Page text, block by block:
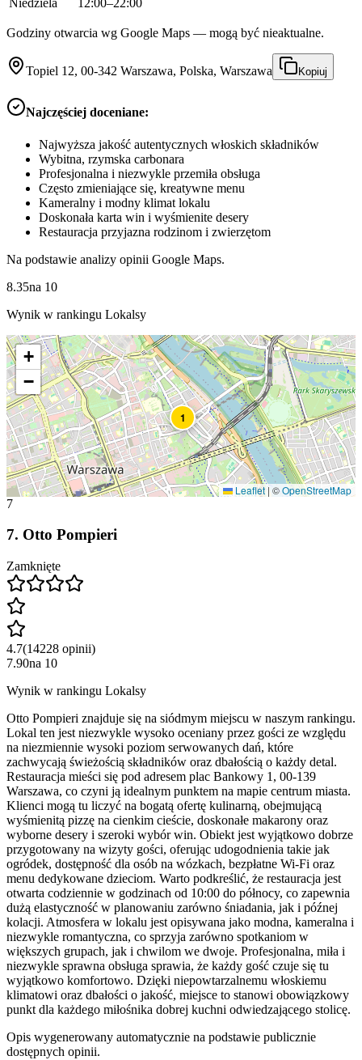
Niedziela
12:00–22:00
Godziny otwarcia wg Google Maps — mogą być nieaktualne.
Topiel 12, 00-342 Warszawa, Polska, Warszawa Kopiuj
Najczęściej doceniane:
Najwyższa jakość autentycznych włoskich składników
Wybitna, rzymska carbonara
Profesjonalna i niezwykle przemiła obsługa
Często zmieniające się, kreatywne menu
Kameralny i modny klimat lokalu
Doskonała karta win i wyśmienite desery
Restauracja przyjazna rodzinom i zwierzętom
Na podstawie analizy opinii Google Maps.
8.35na 10
Wynik w rankingu Lokalsy
1
+
−
Leaflet|©OpenStreetMap
7
7. Otto Pompieri
Zamknięte
4.7(14228 opinii)
7.90na 10
Wynik w rankingu Lokalsy
Otto Pompieri znajduje się na siódmym miejscu w naszym rankingu.
Lokal ten jest niezwykle wysoko oceniany przez gości ze względu
na niezmiennie wysoki poziom serwowanych dań, które
zachwycają świeżością składników oraz dbałością o każdy detal.
Restauracja mieści się pod adresem plac Bankowy 1, 00-139
Warszawa, co czyni ją idealnym punktem na mapie centrum miasta.
Klienci mogą tu liczyć na bogatą ofertę kulinarną, obejmującą
wyśmienitą pizzę na cienkim cieście, doskonałe makarony oraz
wyborne desery i szeroki wybór win. Obiekt jest wyjątkowo dobrze
przygotowany na wizyty gości, oferując udogodnienia takie jak
ogródek, dostępność dla osób na wózkach, bezpłatne Wi-Fi oraz
menu dedykowane dzieciom. Warto podkreślić, że restauracja jest
otwarta codziennie w godzinach od 10:00 do północy, co zapewnia
dużą elastyczność w planowaniu zarówno śniadania, jak i późnej
kolacji. Atmosfera w lokalu jest opisywana jako modna, kameralna i
niezwykle romantyczna, co sprzyja zarówno spotkaniom w
większych grupach, jak i chwilom we dwoje. Profesjonalna, miła i
niezwykle sprawna obsługa sprawia, że każdy gość czuje się tu
wyjątkowo komfortowo. Dzięki niepowtarzalnemu włoskiemu
klimatowi oraz dbałości o jakość, miejsce to stanowi obowiązkowy
punkt dla każdego miłośnika dobrej kuchni odwiedzającego stolicę.
Opis wygenerowany automatycznie na podstawie publicznie
dostępnych opinii.